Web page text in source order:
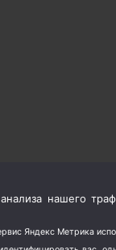
нашего
Яндекс Метрика